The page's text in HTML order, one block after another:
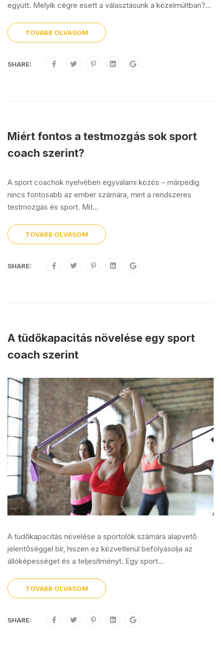
együtt. Melyik cégre esett a választásunk a közelmúltban?...
TOVÁBB OLVASOM
SHARE:
Miért fontos a testmozgás sok sport
coach szerint?
A sport coachok nyelvében egyvalami közös – márpedig
nincs fontosabb az ember számára, mint a rendszeres
testmozgás és sport. Mit...
TOVÁBB OLVASOM
SHARE:
A tüdőkapacitás növelése egy sport
coach szerint
A tüdőkapacitás növelése a sportolók számára alapvető
jelentőséggel bír, hiszen ez közvetlenül befolyásolja az
állóképességet és a teljesítményt. Egy sport...
TOVÁBB OLVASOM
SHARE: